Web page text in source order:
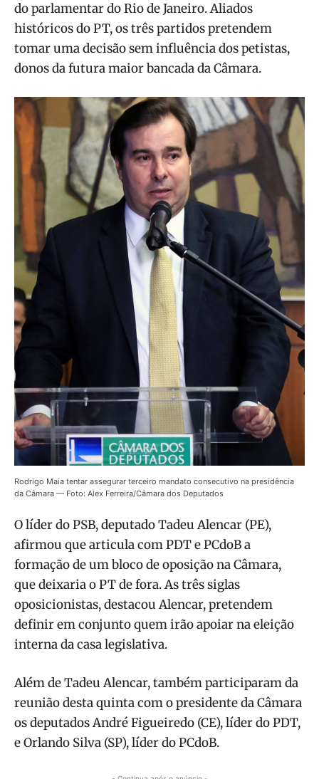
do parlamentar do Rio de Janeiro. Aliados
históricos do PT, os três partidos pretendem
tomar uma decisão sem influência dos petistas,
donos da futura maior bancada da Câmara.
Rodrigo Maia tentar assegurar terceiro mandato consecutivo na presidência
da Câmara — Foto: Alex Ferreira/Câmara dos Deputados
O líder do PSB, deputado Tadeu Alencar (PE),
afirmou que articula com PDT e PCdoB a
formação de um bloco de oposição na Câmara,
que deixaria o PT de fora. As três siglas
oposicionistas, destacou Alencar, pretendem
definir em conjunto quem irão apoiar na eleição
interna da casa legislativa.
Além de Tadeu Alencar, também participaram da
reunião desta quinta com o presidente da Câmara
os deputados André Figueiredo (CE), líder do PDT,
e Orlando Silva (SP), líder do PCdoB.